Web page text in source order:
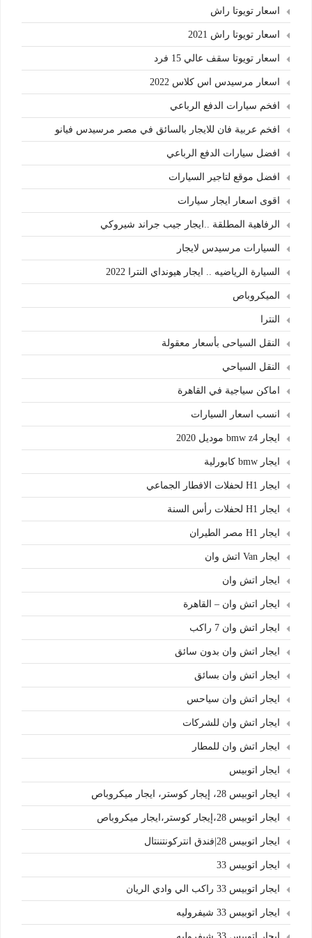
اسعار تويوتا راش
اسعار تويوتا راش 2021
اسعار تويوتا سقف عالي 15 فرد
اسعار مرسيدس اس كلاس 2022
افخم سيارات الدفع الرباعي
افخم عربية فان للايجار بالسائق في مصر مرسيدس فيانو
افضل سيارات الدفع الرباعي
افضل موقع لتاجير السيارات
اقوى اسعار ايجار سيارات
الرفاهية المطلقة ..ايجار جيب جراند شيروكي
السيارات مرسيدس لايجار
السيارة الرياضيه .. ايجار هيونداي النترا 2022
الميكروباص
النترا
النقل السياحى بأسعار معقولة
النقل السياحي
اماكن سياجية في القاهرة
انسب اسعار السيارات
ايجار bmw z4 موديل 2020
ايجار bmw كابورلية
ايجار H1 لحفلات الافطار الجماعي
ايجار H1 لحفلات رأس السنة
ايجار H1 مصر الطيران
ايجار Van اتش وان
ايجار اتش وان
ايجار اتش وان – القاهرة
ايجار اتش وان 7 راكب
ايجار اتش وان بدون سائق
ايجار اتش وان بسائق
ايجار اتش وان سياحس
ايجار اتش وان للشركات
ايجار اتش وان للمطار
ايجار اتوبيس
ايجار اتوبيس 28، إيجار كوستر، ايجار ميكروباص
ايجار اتوبيس 28،إيجار كوستر،ايجار ميكروباص
ايجار اتوبيس 28|فندق انتركونتننتال
ايجار اتوبيس 33
ايجار اتوبيس 33 راكب الي وادي الريان
ايجار اتوبيس 33 شيفروليه